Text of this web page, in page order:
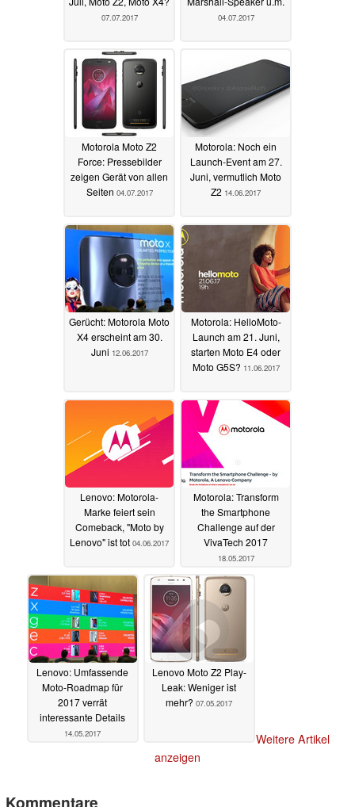
07.07.2017 04.07.2017
Motorola Moto Z2
Force: Pressebilder
zeigen Gerät von allen
Seiten 04.07.2017
Motorola: Noch ein
Launch-Event am 27.
Juni, vermutlich Moto
Z2 14.06.2017
Gerücht: Motorola Moto
X4 erscheint am 30.
Juni 12.06.2017
Motorola: HelloMoto-
Launch am 21. Juni,
starten Moto E4 oder
Moto G5S? 11.06.2017
Lenovo: Motorola-
Marke feiert sein
Comeback, "Moto by
Lenovo" ist tot 04.06.2017
Motorola: Transform
the Smartphone
Challenge auf der
VivaTech 2017
18.05.2017
Lenovo: Umfassende
Moto-Roadmap für
2017 verrät
interessante Details
14.05.2017
Lenovo Moto Z2 Play-
Leak: Weniger ist
mehr? 07.05.2017
Weitere Artikel
anzeigen
Kommentare